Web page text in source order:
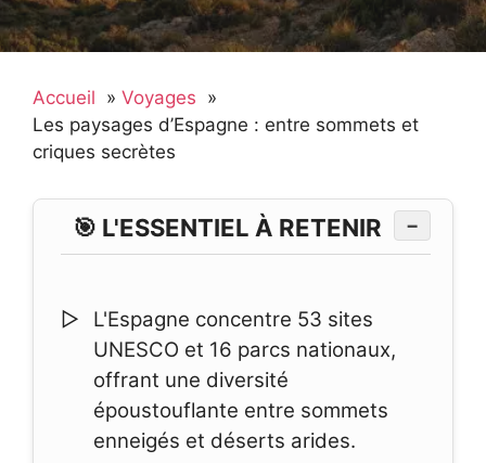
Accueil
Voyages
Les paysages d’Espagne : entre sommets et
criques secrètes
🎯 L'ESSENTIEL À RETENIR −
L'Espagne concentre 53 sites
UNESCO et 16 parcs nationaux,
offrant une diversité
époustouflante entre sommets
enneigés et déserts arides.